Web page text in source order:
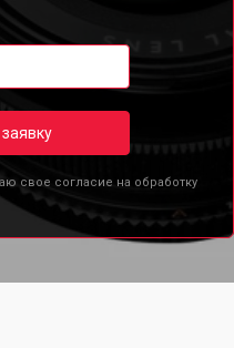
свое согласие на обработку